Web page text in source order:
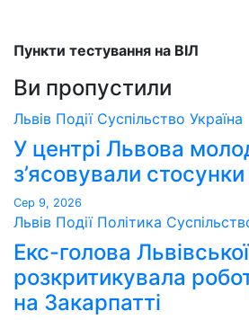
Пункти тестування на ВІЛ
Ви пропустили
Львів Події Суспільство Україна
У центрі Львова
з’ясовували
Сер 9, 2026
Львів Події Політика
Екс-голова
розкритикувала
на Закарпатті